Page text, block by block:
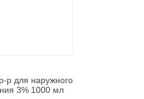
р для наружного
3% 1000 мл